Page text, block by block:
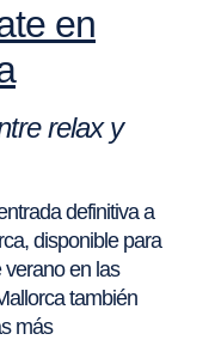
en
relax y
definitiva a
disponible para
en las
también
más